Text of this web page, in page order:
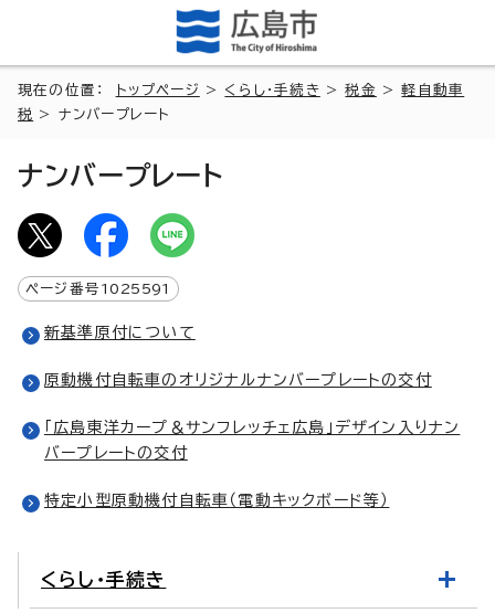
現在の位置： トップページ > くらし・手続き >税金 >軽自動車
税
> ナンバープレート
ナンバープレート
ページ番号 1025591
新基準原付について
原動機付自転車のオリジナルナンバープレートの交付
「広島東洋カープ＆サンフレッチェ広島」デザイン入りナン
バープレートの交付
特定小型原動機付自転車（電動キックボード等）
くらし・手続き